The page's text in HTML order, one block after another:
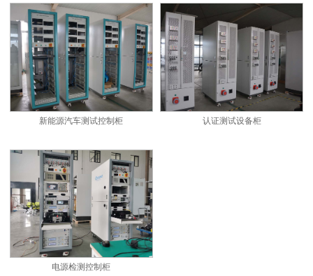
新能源汽车测试控制柜 认证测试设备柜
电源检测控制柜